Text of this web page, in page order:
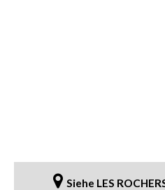
Siehe LES